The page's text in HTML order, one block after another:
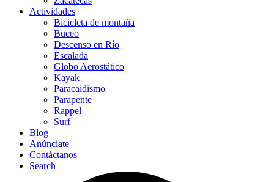
Actividades
Bicicleta de montaña
Buceo
Descenso en Río
Escalada
Globo Aerostático
Kayak
Paracaidismo
Parapente
Rappel
Surf
Blog
Anúnciate
Contáctanos
Search